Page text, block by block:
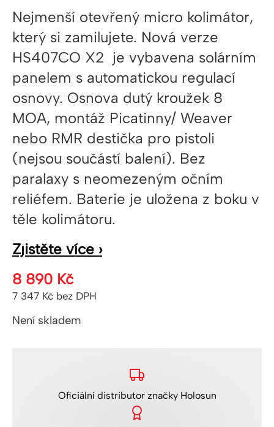
Nejmenší otevřený micro kolimátor,
který si zamilujete. Nová verze
HS407CO X2 je vybavena solárním
panelem s automatickou regulací
osnovy. Osnova dutý kroužek 8
MOA, montáž Picatinny/ Weaver
nebo RMR destička pro pistoli
(nejsou součástí balení). Bez
paralaxy s neomezeným očním
reliéfem. Baterie je uložena z boku v
těle kolimátoru.
Zjistěte více ›
8 890 Kč
7 347 Kč bez DPH
Není skladem
Oficiální distributor značky Holosun